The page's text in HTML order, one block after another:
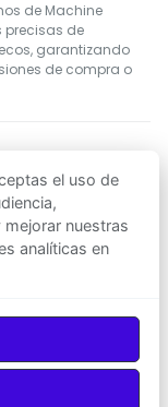
de Machine
precisas de
garantizando
de compra o
en
el uso de
nuestras
analíticas en